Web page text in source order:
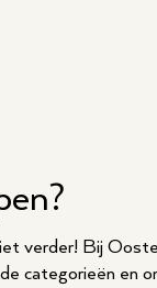
verder! Bij
categorieën